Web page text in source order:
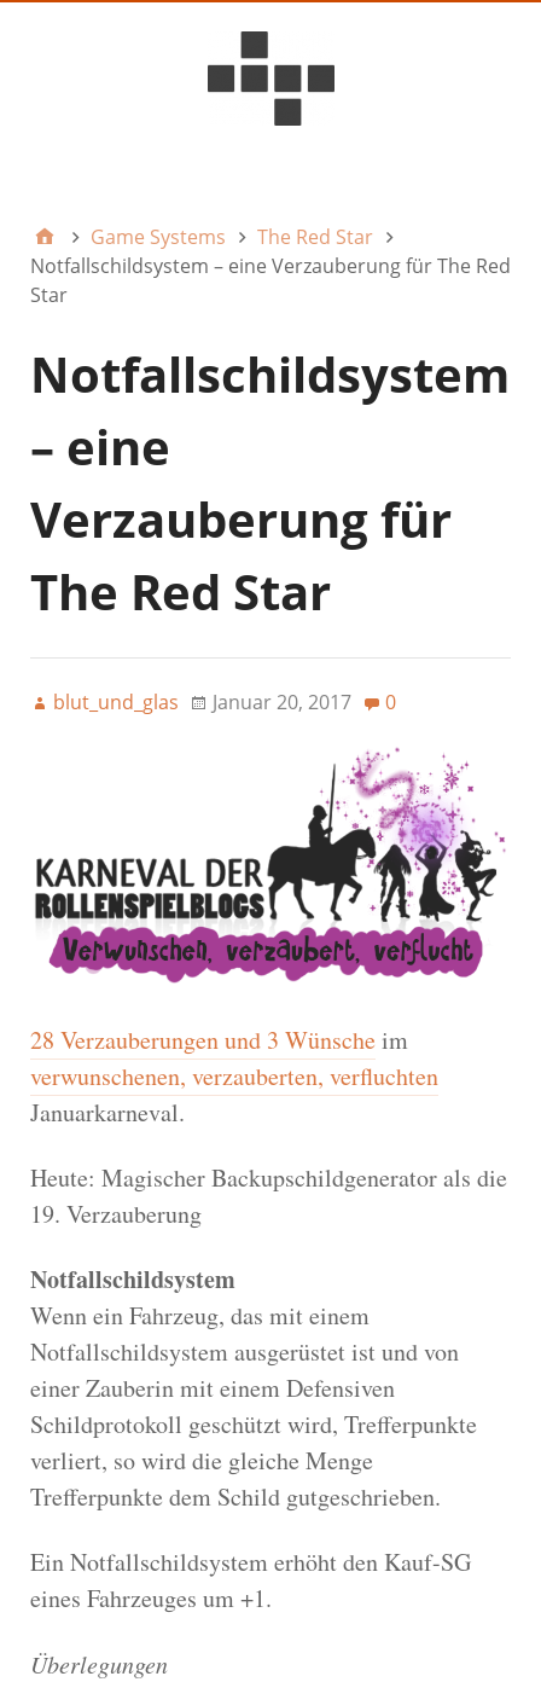
Game Systems
The Red Star
Notfallschildsystem – eine Verzauberung für The Red
Star
Notfallschildsystem
– eine
Verzauberung für
The Red Star
blut_und_glas Januar 20, 2017 0
28 Verzauberungen und 3 Wünscheim
verwunschenen, verzauberten, verfluchten
Januarkarneval.
Heute: Magischer Backupschildgenerator als die
19. Verzauberung
Notfallschildsystem
Wenn ein Fahrzeug, das mit einem
Notfallschildsystem ausgerüstet ist und von
einer Zauberin mit einem Defensiven
Schildprotokoll geschützt wird, Trefferpunkte
verliert, so wird die gleiche Menge
Trefferpunkte dem Schild gutgeschrieben.
Ein Notfallschildsystem erhöht den Kauf-SG
eines Fahrzeuges um +1.
Überlegungen